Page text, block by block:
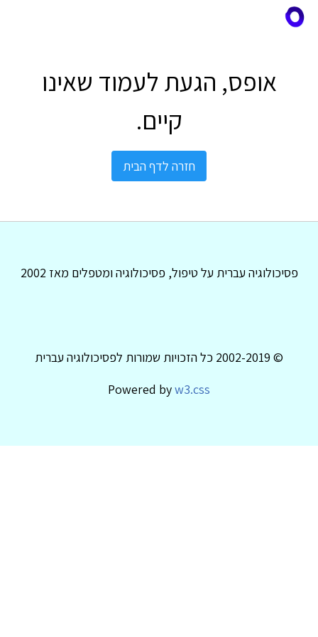
אופס, הגעת לעמוד שאינו
קיים.
חזרה לדף הבית
פסיכולוגיה עברית על טיפול, פסיכולוגיה ומטפלים מאז 2002
© 2002-2019 כל הזכויות שמורות לפסיכולוגיה עברית
Powered byw3.css